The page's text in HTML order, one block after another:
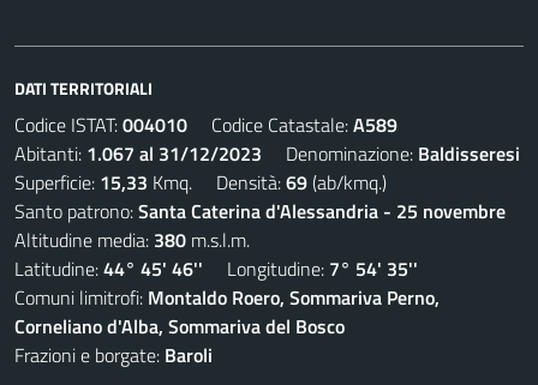
DATI TERRITORIALI
Codice ISTAT:004010 Codice Catastale:A589
Abitanti: 1.067 al 31/12/2023 Denominazione: Baldisseresi
Superficie: 15,33 Kmq. Densità:69(ab/kmq.)
Santo patrono:Santa Caterina d'Alessandria - 25 novembre
Altitudine media: 380 m.s.l.m.
Latitudine:44° 45' 46'' Longitudine: 7° 54' 35''
Comuni limitrofi: Montaldo Roero, Sommariva Perno,
Corneliano d'Alba, Sommariva del Bosco
Frazioni e borgate: Baroli